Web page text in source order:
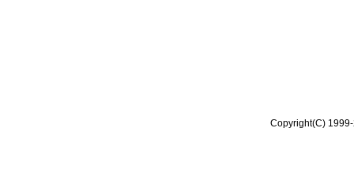
Copyright(C)